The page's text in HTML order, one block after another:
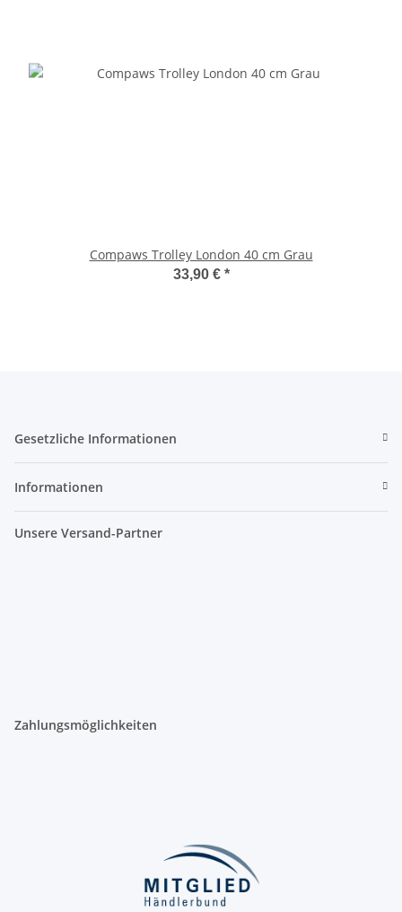
Compaws Trolley London 40 cm Grau
33,90 € *
Gesetzliche Informationen
Informationen
Unsere Versand-Partner
Zahlungsmöglichkeiten